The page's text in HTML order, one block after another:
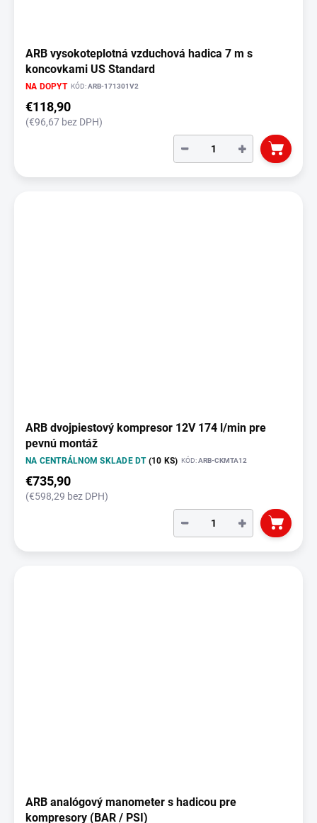
ARB vysokoteplotná vzduchová hadica 7 m s
koncovkami US Standard
NA DOPYT KÓD:ARB-171301V2
€118,90
(€96,67 bez DPH)
+
−
ARB dvojpiestový kompresor 12V 174 l/min pre
pevnú montáž
NA CENTRÁLNOM SKLADE DT (10 KS) KÓD:ARB-CKMTA12
€735,90
(€598,29 bez DPH)
+
−
ARB analógový manometer s hadicou pre
kompresory (BAR / PSI)